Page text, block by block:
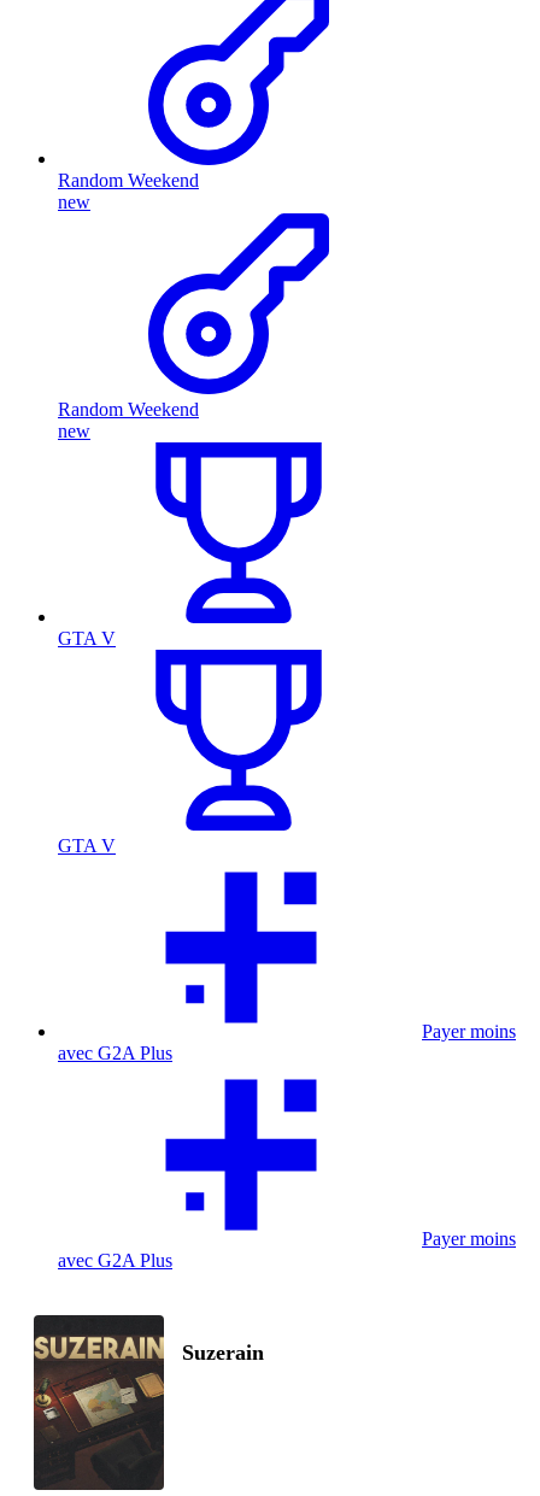
Random Weekend
new
Random Weekend
new
GTA V
GTA V
Payer moins
avec G2A Plus
Payer moins
avec G2A Plus
Suzerain